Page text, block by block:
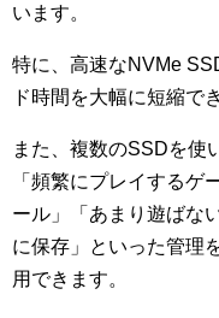
います。
特に、高速なNVMe
ド時間を大幅に短縮で
また、複数のSSDを使
「頻繁にプレイするゲ
ール」「あまり遊ばな
に保存」といった管理
用できます。